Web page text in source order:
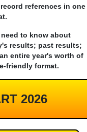
references in one
to know about
results; past results;
entire year's worth of
friendly format.
2026